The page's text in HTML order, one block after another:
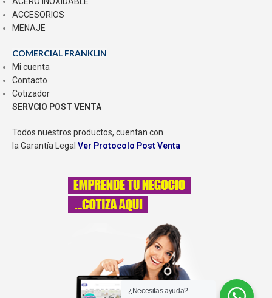
ACCESORIOS
MENAJE
COMERCIAL FRANKLIN
Mi cuenta
Contacto
Cotizador
SERVCIO POST VENTA
Todos nuestros productos, cuentan con
la Garantía Legal Ver Protocolo Post Venta
¿Necesitas ayuda?.